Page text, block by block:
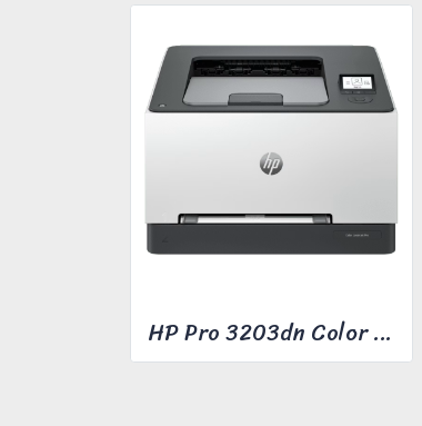
HP Pro 3203dn Color Laser Printer